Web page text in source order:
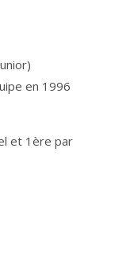
en 1996
et 1ère par